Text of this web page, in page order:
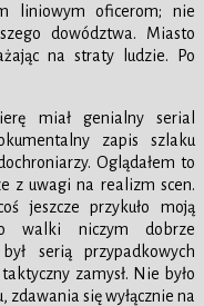
liniowym oficerom; nie
dowództwa. Miasto
na straty ludzie. Po
miał genialny serial
zapis szlaku
Oglądałem to
z uwagi na realizm scen.
jeszcze przykuło moją
walki niczym dobrze
serią przypadkowych
zamysł. Nie było
zdawania się wyłącznie na